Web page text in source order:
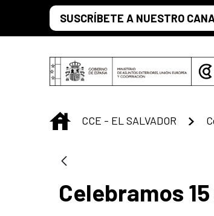
Skip to Main ContentSUSCRÍBETE A NUESTRO
INICIO
CCE - EL SALVADOR
Celebramos